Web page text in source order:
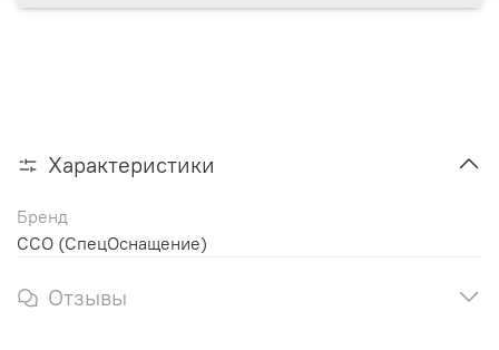
Характеристики
Бренд
ССО (СпецОснащение)
Отзывы